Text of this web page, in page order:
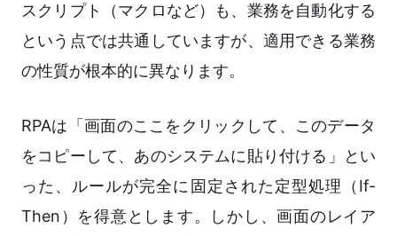
スクリプト（マクロなど）も、業務を自動化する
という点では共通していますが、適用できる業務
の性質が根本的に異なります。
RPAは「画面のここをクリックして、このデータ
をコピーして、あのシステムに貼り付ける」とい
った、ルールが完全に固定された定型処理（If-
Then）を得意とします。しかし、画面のレイア